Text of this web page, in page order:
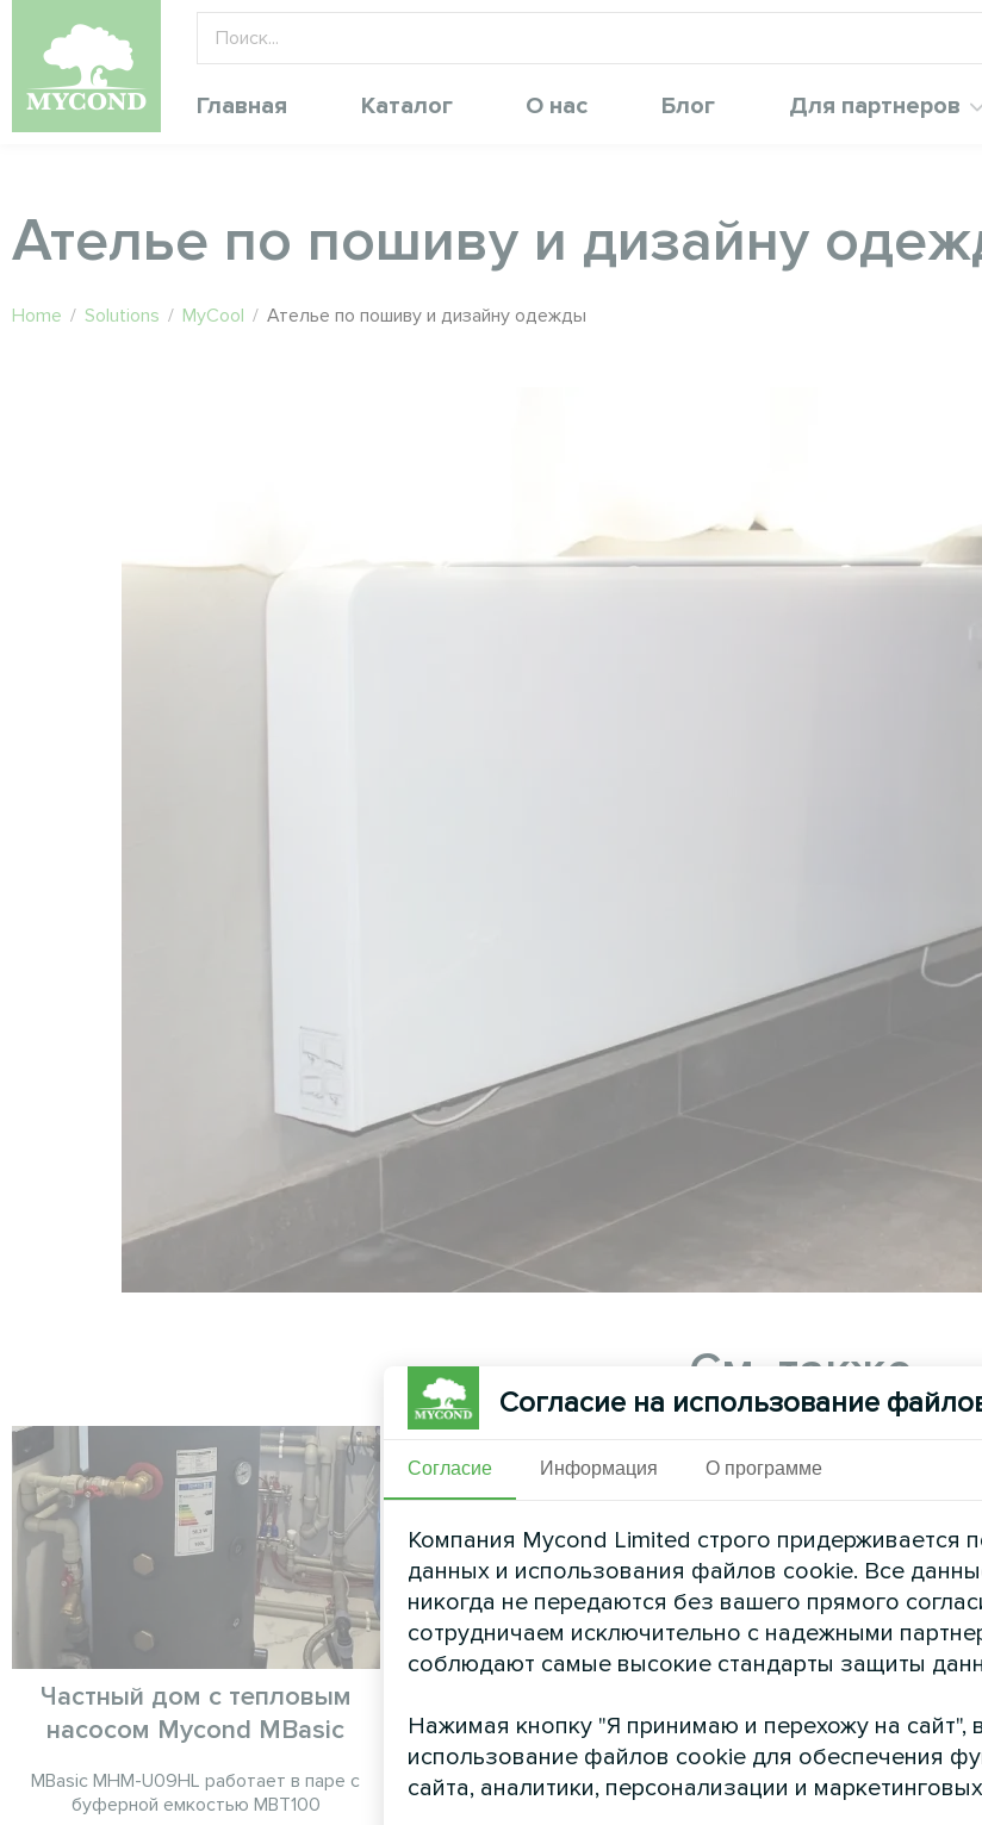
Главная Каталог О нас Блог Для партнеров
Ателье по пошиву и дизайну
Home / Solutions / MyCool / Ателье по пошиву и дизайну одежды
См. также
Частный дом с тепловым
насосом Mycond MBasic
MBasic MHM-U09HL работает в паре с
буферной емкостью MBT100
тепловым насосом Mycond
серии BeeEco
вентиляторного
Согласие на использование
Согласие Информация О программе
Компания Mycond Limited строго придерживается
данных и использования файлов cookie. Все
никогда не передаются без вашего прямого
сотрудничаем исключительно с надежными
соблюдают самые высокие стандарты защиты
Нажимая кнопку "Я принимаю и перехожу на сайт",
использование файлов cookie для обеспечения
сайта, аналитики, персонализации и